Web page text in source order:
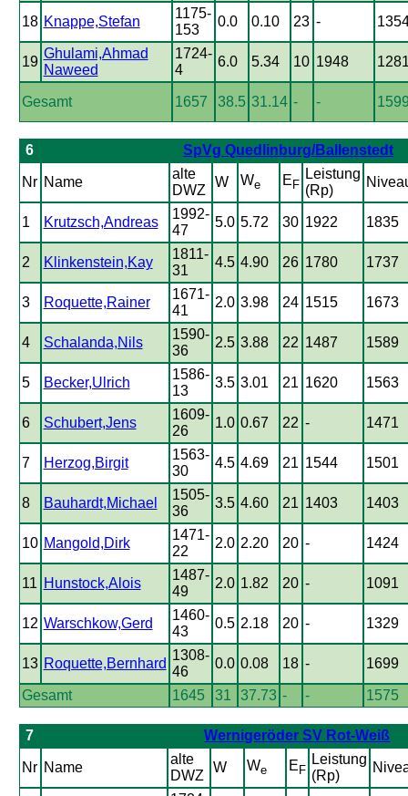
18 Knappe,Stefan
1175-
153
0.0 0.10 23 -
19
Ghulami,Ahmad
Naweed
1724-
4
6.0 5.34 10 1948
Gesamt 1657 38.5 31.14 - -
6 SpVg Quedlinburg/Ballenstedt
Nr Name
alte
DWZ
W We E F
Leistung
(Rp)
1 Krutzsch,Andreas
1992-
47
5.0 5.72 30 1922 1835
2 Klinkenstein,Kay
1811-
31
4.5 4.90 26 1780 1737
3 Roquette,Rainer
1671-
41
2.0 3.98 24 1515 1673
4 Schalanda,Nils
1590-
36
2.5 3.88 22 1487 1589
5 Becker,Ulrich
1586-
13
3.5 3.01 21 1620 1563
6 Schubert,Jens
1609-
26
1.0 0.67 22 - 1471
7 Herzog,Birgit
1563-
30
4.5 4.69 21 1544 1501
8 Bauhardt,Michael
1505-
36
3.5 4.60 21 1403 1403
10 Mangold,Dirk
1471-
22
2.0 2.20 20 - 1424
11 Hunstock,Alois
1487-
49
2.0 1.82 20 - 1091
12 Warschkow,Gerd
1460-
43
0.5 2.18 20 - 1329
13 Roquette,Bernhard
1308-
46
0.0 0.08 18 - 1699
Gesamt 1645 31 37.73 - - 1575
7 Wernigeröder SV Rot-Weiß
Nr Name
alte
DWZ
W We E F
Leistung
(Rp)